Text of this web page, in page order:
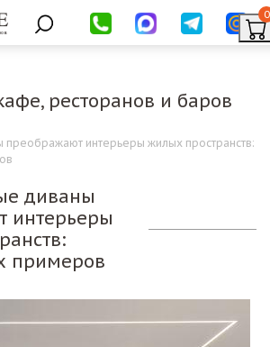
0
ресторанов и баров
преображают интерьеры жилых пространств:
диваны
интерьеры
примеров